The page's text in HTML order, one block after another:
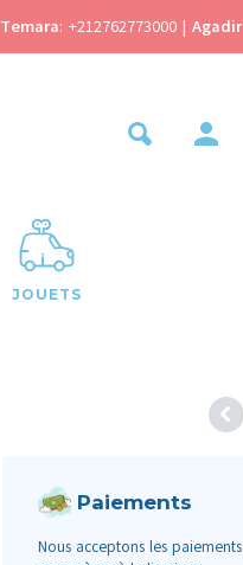
Temara: +212762773000 | Agadir
JOUETS
Paiements
Nous acceptons les paiements